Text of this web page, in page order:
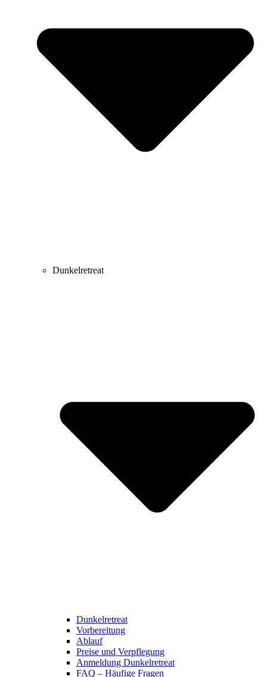
Dunkelretreat
Dunkelretreat
Vorbereitung
Ablauf
Preise und Verpflegung
Anmeldung Dunkelretreat
FAQ – Häufige Fragen